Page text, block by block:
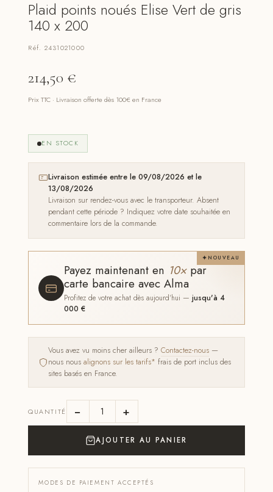
Plaid points noués Elise Vert de gris
140 x 200
Réf. 2431021000
214,50 €
Prix TTC · Livraison offerte dès 100€ en France
EN STOCK
Livraison estimée entre le 09/08/2026 et le
13/08/2026
Livraison sur rendez-vous avec le transporteur. Absent
pendant cette période ? Indiquez votre date souhaitée en
commentaire lors de la commande.
NOUVEAU
Payez maintenant en 10×par
carte bancaire avec Alma
Profitez de votre achat dès aujourd'hui —jusqu'à 4
000 €
Vous avez vu moins cher ailleurs ?Contactez-nous —
nous nousalignons sur les tarifs* frais de port inclus des
sites basés en France.
QUANTITÉ − +
AJOUTER AU PANIER
MODES DE PAIEMENT ACCEPTÉS